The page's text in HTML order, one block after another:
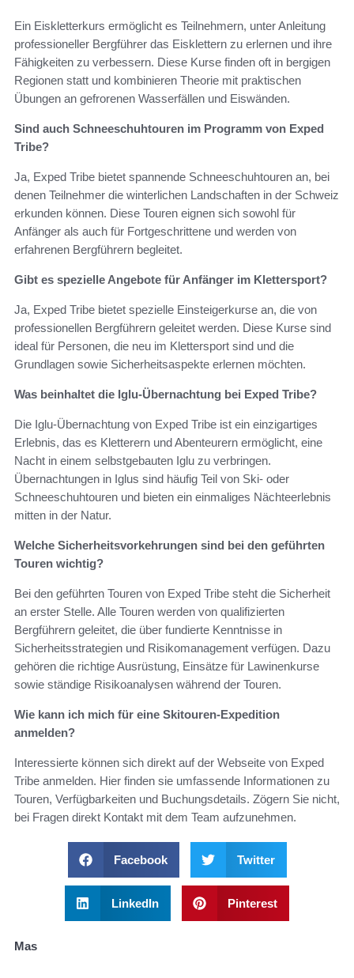
Ein Eiskletterkurs ermöglicht es Teilnehmern, unter Anleitung
professioneller Bergführer das Eisklettern zu erlernen und ihre
Fähigkeiten zu verbessern. Diese Kurse finden oft in bergigen
Regionen statt und kombinieren Theorie mit praktischen
Übungen an gefrorenen Wasserfällen und Eiswänden.
Sind auch Schneeschuhtouren im Programm von Exped
Tribe?
Ja, Exped Tribe bietet spannende Schneeschuhtouren an, bei
denen Teilnehmer die winterlichen Landschaften in der Schweiz
erkunden können. Diese Touren eignen sich sowohl für
Anfänger als auch für Fortgeschrittene und werden von
erfahrenen Bergführern begleitet.
Gibt es spezielle Angebote für Anfänger im Klettersport?
Ja, Exped Tribe bietet spezielle Einsteigerkurse an, die von
professionellen Bergführern geleitet werden. Diese Kurse sind
ideal für Personen, die neu im Klettersport sind und die
Grundlagen sowie Sicherheitsaspekte erlernen möchten.
Was beinhaltet die Iglu-Übernachtung bei Exped Tribe?
Die Iglu-Übernachtung von Exped Tribe ist ein einzigartiges
Erlebnis, das es Kletterern und Abenteurern ermöglicht, eine
Nacht in einem selbstgebauten Iglu zu verbringen.
Übernachtungen in Iglus sind häufig Teil von Ski- oder
Schneeschuhtouren und bieten ein einmaliges Nächteerlebnis
mitten in der Natur.
Welche Sicherheitsvorkehrungen sind bei den geführten
Touren wichtig?
Bei den geführten Touren von Exped Tribe steht die Sicherheit
an erster Stelle. Alle Touren werden von qualifizierten
Bergführern geleitet, die über fundierte Kenntnisse in
Sicherheitsstrategien und Risikomanagement verfügen. Dazu
gehören die richtige Ausrüstung, Einsätze für Lawinenkurse
sowie ständige Risikoanalysen während der Touren.
Wie kann ich mich für eine Skitouren-Expedition
anmelden?
Interessierte können sich direkt auf der Webseite von Exped
Tribe anmelden. Hier finden sie umfassende Informationen zu
Touren, Verfügbarkeiten und Buchungsdetails. Zögern Sie nicht,
bei Fragen direkt Kontakt mit dem Team aufzunehmen.
Facebook Twitter
LinkedIn Pinterest
Mas